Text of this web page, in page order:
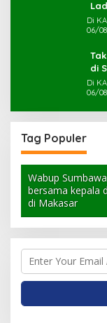
Di
06/
Di
06/
Tag Populer
Wabup
bersama kepala
di Makasar